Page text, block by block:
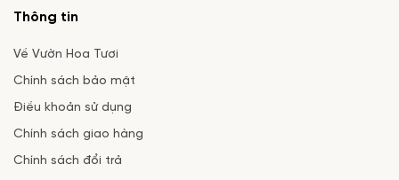
Thông tin
Về Vườn Hoa Tươi
Chính sách bảo mật
Điều khoản sử dụng
Chính sách giao hàng
Chính sách đổi trả